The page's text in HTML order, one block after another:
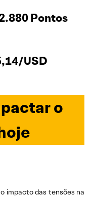
Pontos
USD
o
impacto das tensões na